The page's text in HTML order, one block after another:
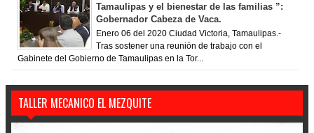
Tamaulipas y el bienestar de las familias ”:
Gobernador Cabeza de Vaca.
Enero 06 del 2020 Ciudad Victoria, Tamaulipas.-
Tras sostener una reunión de trabajo con el
Gabinete del Gobierno de Tamaulipas en la Tor...
TALLER MECANICO EL MEZQUITE